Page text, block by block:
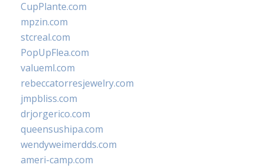
CupPlante.com
mpzin.com
stcreal.com
PopUpFlea.com
valueml.com
rebeccatorresjewelry.com
jmpbliss.com
drjorgerico.com
queensushipa.com
wendyweimerdds.com
ameri-camp.com